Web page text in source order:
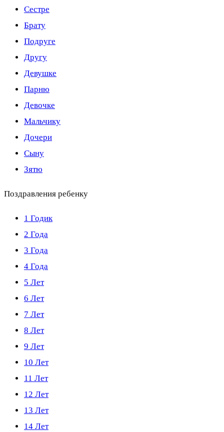
Сестре
Брату
Подруге
Другу
Девушке
Парню
Девочке
Мальчику
Дочери
Сыну
Зятю
Поздравления ребенку
1 Годик
2 Года
3 Года
4 Года
5 Лет
6 Лет
7 Лет
8 Лет
9 Лет
10 Лет
11 Лет
12 Лет
13 Лет
14 Лет